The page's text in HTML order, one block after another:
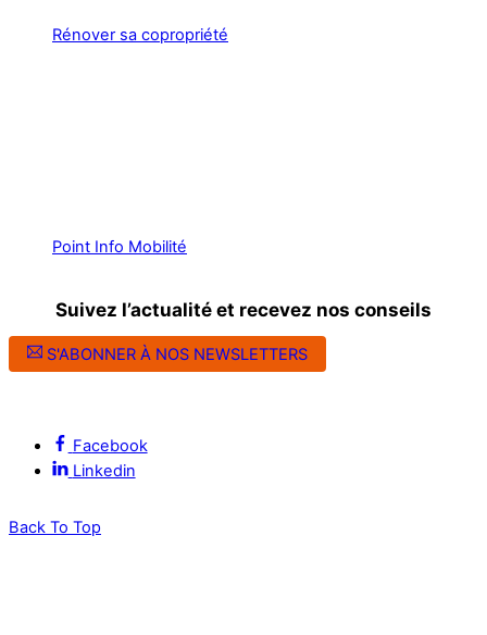
Rénover sa copropriété
Point Info Mobilité
Suivez l’actualité et recevez nos conseils
S'ABONNER À NOS NEWSLETTERS
Facebook
Linkedin
Back To Top